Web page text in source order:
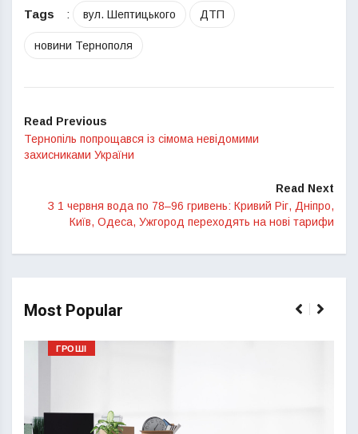
Tags : вул. Шептицького ДТП
новини Тернополя
Read Previous
Тернопіль попрощався із сімома невідомими
захисниками України
Read Next
З 1 червня вода по 78–96 гривень: Кривий Ріг, Дніпро,
Київ, Одеса, Ужгород переходять на нові тарифи
Most Popular
ГРОШІ